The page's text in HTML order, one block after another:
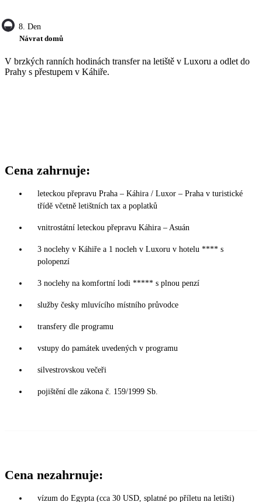
8. Den
Návrat domů
V brzkých ranních hodinách transfer na letiště v Luxoru a odlet do
Prahy s přestupem v Káhiře.
Cena zahrnuje:
leteckou přepravu Praha – Káhira / Luxor – Praha v turistické
třídě včetně letištních tax a poplatků
vnitrostátní leteckou přepravu Káhira – Asuán
3 noclehy v Káhiře a 1 nocleh v Luxoru v hotelu **** s
polopenzí
3 noclehy na komfortní lodi ***** s plnou penzí
služby česky mluvícího místního průvodce
transfery dle programu
vstupy do památek uvedených v programu
silvestrovskou večeři
pojištění dle zákona č. 159/1999 Sb.
Cena nezahrnuje:
vízum do Egypta (cca 30 USD, splatné po příletu na letišti)